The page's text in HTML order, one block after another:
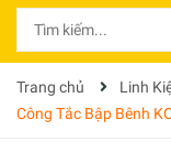
Trang chủ
Linh
Công Tắc Bập Bênh